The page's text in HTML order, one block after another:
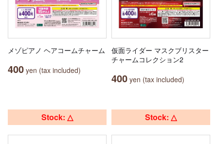
メゾピアノ ヘアコームチャーム
400 yen (tax included)
仮面ライダー マスクブリスター
チャームコレクション2
400 yen (tax included)
Stock: △ Stock: △